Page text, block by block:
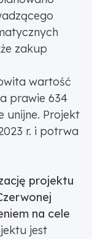
zakup
wartość
prawie 634
unijne. Projekt
r. i potrwa
projektu
na cele
jest